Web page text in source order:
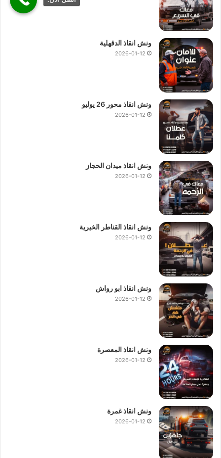
ونش انقاذ الدقهلية
2026-01-12
ونش انقاذ محور 26 يوليو
2026-01-12
ونش انقاذ ميدان الحجاز
2026-01-12
ونش انقاذ القناطر الخيرية
2026-01-12
ونش انقاذ ابو رواش
2026-01-12
ونش انقاذ المعصرة
2026-01-12
ونش انقاذ غمرة
2026-01-12